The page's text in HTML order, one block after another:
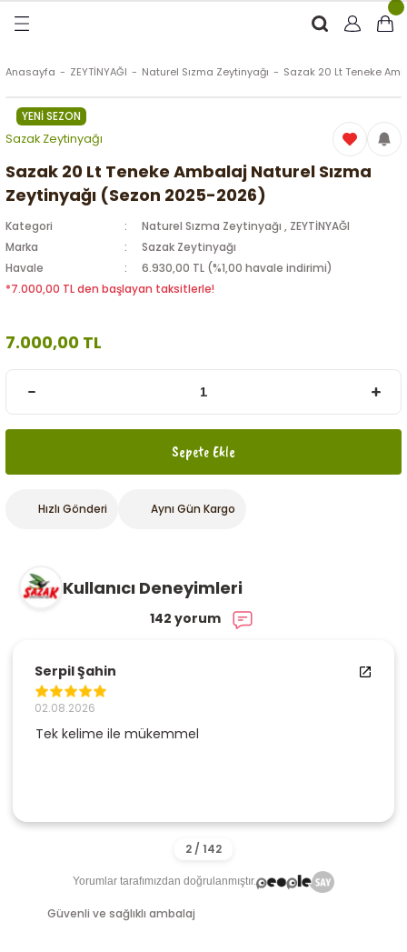
(Soğuk Sıkım)
Kolonyası
Anasayfa ZEYTİNYAĞI Naturel Sızma Zeytinyağı Sazak 20 Lt Teneke
YENİ SEZON
Sazak Zeytinyağı
Sazak 20 Lt Teneke Ambalaj Naturel Sızma
Zeytinyağı (Sezon 2025-2026)
Kategori Naturel Sızma Zeytinyağı , ZEYTİNYAĞI
Marka
Sazak Zeytinyağı
Havale
6.930,00 TL (%1,00 havale indirimi)
*7.000,00 TL den başlayan taksitlerle!
7.000,00 TL
Sepete Ekle
Hızlı Gönderi Aynı Gün Kargo
Kullanıcı Deneyimleri
142 yorum
Serpil Şahin
02.08.2026
Tek kelime ile mükemmel
Yorumlar tarafımızdan doğrulanmıştır.
Güvenli ve sağlıklı ambalaj